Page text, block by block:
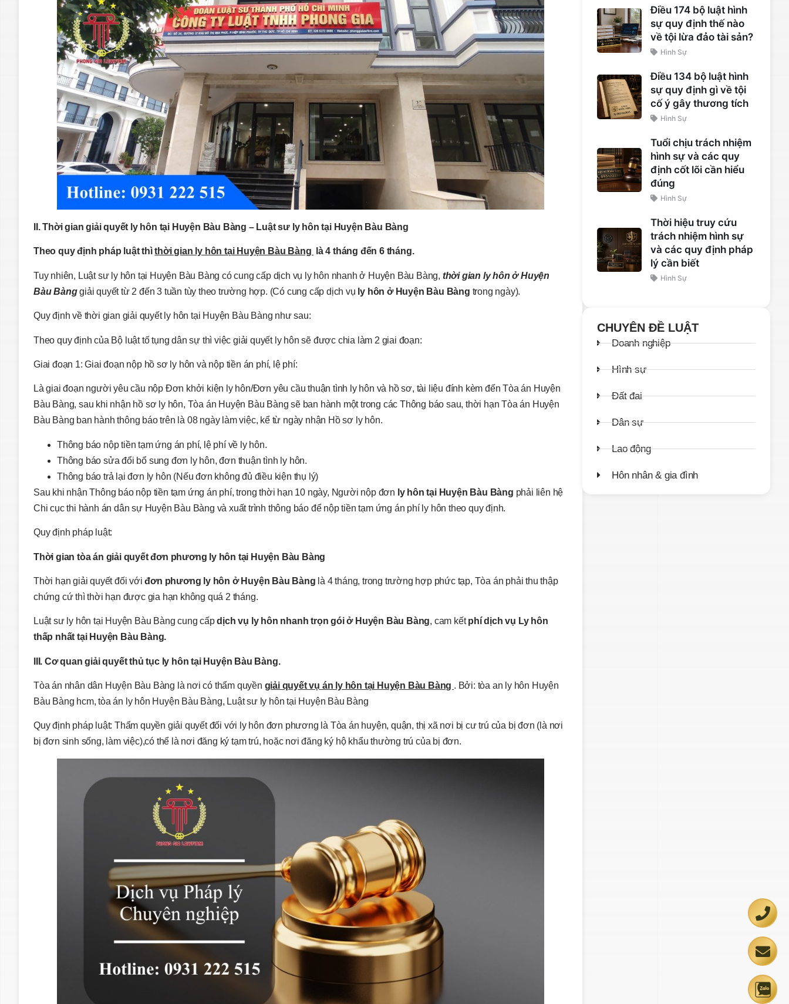
II. Thời gian giải quyết ly hôn tại Huyện Bàu Bàng – Luậtsư ly hôn tại Huyện Bàu Bàng
Theo quy định pháp luật thìthời gian ly hôn tại Huyện Bàu Bàng là 4 tháng đến 6 tháng.
Tuy nhiên, Luật sư ly hôn tại Huyện Bàu Bàng có cung cấp dịch vụ ly hôn nhanh ở Huyện Bàu Bàng, thời gian ly hôn ở Huyện
Bàu Bànggiải quyết từ 2 đến 3 tuần tùy theo trường hợp. (Có cung cấp dịch vụ ly hôn ở Huyện Bàu Bàng trong ngày).
Quy định về thời gian giải quyết ly hôn tại Huyện Bàu Bàng như sau:
Theo quy định của Bộ luật tố tụng dân sự thì việc giải quyết ly hôn sẽ được chia làm 2 giai đoạn:
Giai đoạn 1: Giai đoạn nộp hồ sơ ly hôn và nộp tiền án phí, lệ phí:
Là giai đoạn người yêu cầu nộp Đơn khởi kiện ly hôn/Đơn yêu cầu thuận tình ly hôn và hồ sơ, tài liệu đính kèm đến Tòa án Huyện
Bàu Bàng, sau khi nhận hồ sơ ly hôn, Tòa án Huyện Bàu Bàng sẽ ban hành một trong các Thông báo sau, thời hạn Tòa án Huyện
Bàu Bàng ban hành thông báo trên là 08 ngày làm việc, kể từ ngày nhận Hồ sơ ly hôn.
Thông báo nộp tiền tạm ứng án phí, lệ phí về ly hôn.
Thông báo sửa đổi bổ sung đơn ly hôn, đơn thuận tình ly hôn.
Thông báo trả lại đơn ly hôn (Nếu đơn không đủ điều kiện thụ lý)
Sau khi nhận Thông báo nộp tiền tạm ứng án phí, trong thời hạn 10 ngày, Người nộp đơn ly hôn tại Huyện Bàu Bàng phải liên hệ
Chi cục thi hành án dân sự Huyện Bàu Bàng và xuất trình thông báo để nộp tiền tạm ứng án phí ly hôn theo quy định.
Quy định pháp luật:
Thời gian tòa án giải quyết đơn phương ly hôn tại Huyện Bàu Bàng
Thời hạn giải quyết đối vớiđơn phương ly hôn ở Huyện Bàu Bàng là 4 tháng, trong trường hợp phức tạp, Tòa án phải thu thập
chứng cứ thì thời hạn được gia hạn không quá 2 tháng.
Luật sư ly hôn tại Huyện Bàu Bàng cung cấpdịch vụ ly hôn nhanh trọn gói ở Huyện Bàu Bàng, cam kếtphí dịch vụ Ly hôn
thấp nhất tại Huyện Bàu Bàng.
III. Cơ quan giải quyết thủ tục ly hôn tại Huyện Bàu Bàng.
Tòa án nhân dân Huyện Bàu Bàng là nơi có thẩm quyền giải quyết vụ án ly hôn tại Huyện Bàu Bàng . Bởi: tòa an ly hôn Huyện
Bàu Bàng hcm, tòa án ly hôn Huyện Bàu Bàng, Luật sư ly hôn tại Huyện Bàu Bàng
Quy định pháp luật: Thẩm quyền giải quyết đối với ly hôn đơn phương là Tòa án huyện, quận, thị xã nơi bị cư trú của bị đơn (là nơi
bị đơn sinh sống, làm việc),có thể là nơi đăng ký tạm trú, hoặc nơi đăng ký hộ khẩu thường trú của bị đơn.
Điều 174 bộ luật hình
sự quy định thế nào
về tội lừa đảo tài sản?
Hình Sự
Điều 134 bộ luật hình
sự quy định gì về tội
cố ý gây thương tích
Hình Sự
Tuổi chịu trách nhiệm
hình sự và các quy
định cốt lõi cần hiểu
đúng
Hình Sự
Thời hiệu truy cứu
trách nhiệm hình sự
và các quy định pháp
lý cần biết
Hình Sự
CHUYÊN ĐỀ LUẬT
Doanh nghiệp
Hình sự
Đất đai
Dân sự
Lao động
Hôn nhân & gia đình